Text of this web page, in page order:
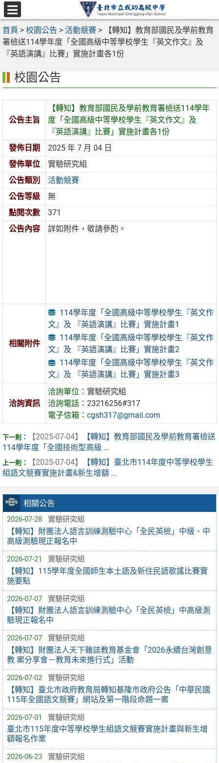
跳
至
主
要
內
選
單
首頁 > 校園公告 > 活動競賽 >
【轉知】教育部國民及學前教育
署檢送114學年度「全國高級中等學校學生『英文作文』及
『英語演講』比賽」實施計畫各1份
相關公告
2026-07-28 實驗研究組
【轉知】財團法人語言訓練測驗中心「全民英檢」中級、中
高級測驗現正報名中
2026-07-21 實驗研究組
【轉知】115學年度全國師生本土語及新住民語歌謠比賽實
施要點
2026-07-07 實驗研究組
【轉知】財團法人語言訓練測驗中心「全民英檢」中高級測
驗現正報名中
2026-07-07 實驗研究組
【轉知】財團法人天下雜誌教育基金會「2026永續台灣創意
教 案分享會－教育未來進行式」活動
2026-07-02 實驗研究組
【轉知】臺北市政府教育局轉知基隆市政府公告「中華民國
115年全國語文競賽」網站及第一階段命題一案
2026-07-01 實驗研究組
臺北市115年度中等學校學生組語文競賽實施計畫與新生增
額報名作業
2026-06-23 實驗研究組
校園公告
公告主旨
【轉知】教育部國民及學前教育署檢送114學年
度「全國高級中等學校學生『英文作文』及
『英語演講』比賽」實施計畫各1份
發佈日期
2025 年 7 月 04 日
發佈單位
實驗研究組
公告類別
活動競賽
公告等級
無
點閱次數
371
公告內容
詳如附件，敬請參酌。
相關附件
114學年度「全國高級中等學校學生『英文作
文』及 『英語演講』比賽」實施計畫1
114學年度「全國高級中等學校學生『英文作
文』及 『英語演講』比賽」實施計畫2
114學年度「全國高級中等學校學生『英文作
文』及 『英語演講』比賽」實施計畫3
洽詢資訊
洽詢單位：實驗研究組
洽詢電話：23216256#317
電子信箱：cgsh317@gmail.com
【2025-07-04】
【轉知】教育部國民及學前教育署檢送
114學年度「全國技術型高級 ...
【2025-07-04】
【轉知】臺北市114年度中等學校學生
組語文競賽實施計畫&新生增額 ...